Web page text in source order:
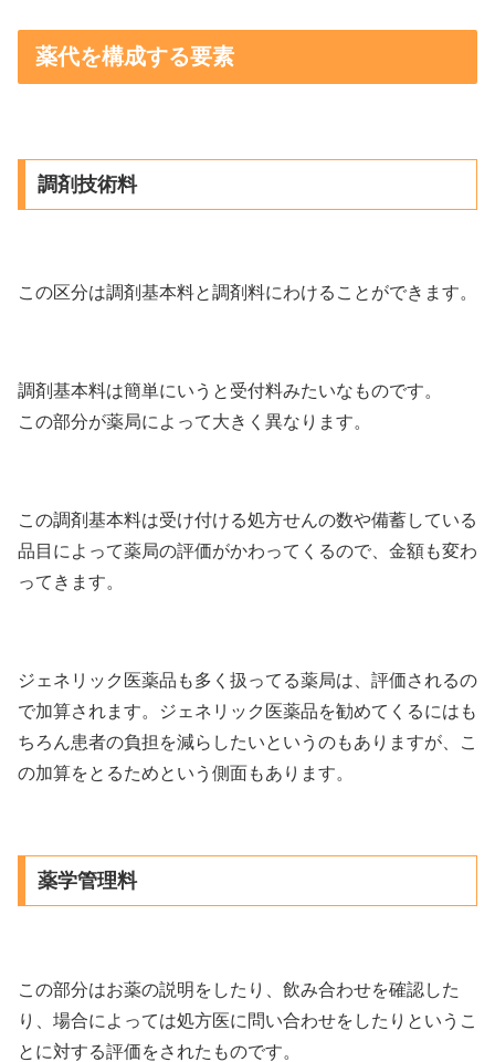
薬代を構成する要素
調剤技術料
この区分は調剤基本料と調剤料にわけることができます。
調剤基本料は簡単にいうと受付料みたいなものです。
この部分が薬局によって大きく異なります。
この調剤基本料は受け付ける処方せんの数や備蓄している
品目によって薬局の評価がかわってくるので、金額も変わ
ってきます。
ジェネリック医薬品も多く扱ってる薬局は、評価されるの
で加算されます。ジェネリック医薬品を勧めてくるにはも
ちろん患者の負担を減らしたいというのもありますが、こ
の加算をとるためという側面もあります。
薬学管理料
この部分はお薬の説明をしたり、飲み合わせを確認した
り、場合によっては処方医に問い合わせをしたりというこ
とに対する評価をされたものです。